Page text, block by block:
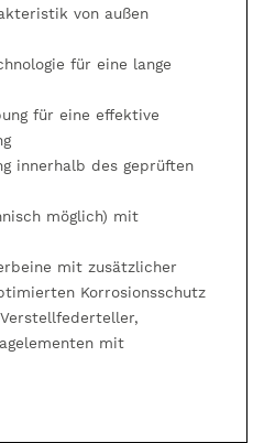
von außen
für eine lange
für eine effektive
innerhalb des geprüften
möglich) mit
mit zusätzlicher
Korrosionsschutz
mit